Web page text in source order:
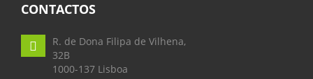
CONTACTOS
R. de Dona Filipa de Vilhena,
32B
1000-137 Lisboa